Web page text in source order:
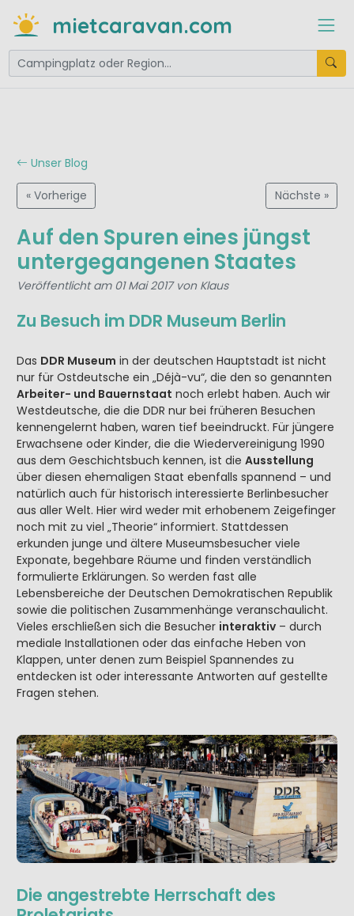
mietcaravan.com
Unser Blog
« Vorherige Nächste »
Auf den Spuren eines jüngst
untergegangenen Staates
Veröffentlicht am 01 Mai 2017 von Klaus
Zu Besuch im DDR Museum Berlin
Das DDR Museum in der deutschen Hauptstadt ist nicht
nur für Ostdeutsche ein „Déjà-vu“, die den so genannten
Arbeiter- und Bauernstaat noch erlebt haben. Auch wir
Westdeutsche, die die DDR nur bei früheren Besuchen
kennengelernt haben, waren tief beeindruckt. Für jüngere
Erwachsene oder Kinder, die die Wiedervereinigung 1990
aus dem Geschichtsbuch kennen, ist die Ausstellung
über diesen ehemaligen Staat ebenfalls spannend – und
natürlich auch für historisch interessierte Berlinbesucher
aus aller Welt. Hier wird weder mit erhobenem Zeigefinger
noch mit zu viel „Theorie“ informiert. Stattdessen
erkunden junge und ältere Museumsbesucher viele
Exponate, begehbare Räume und finden verständlich
formulierte Erklärungen. So werden fast alle
Lebensbereiche der Deutschen Demokratischen Republik
sowie die politischen Zusammenhänge veranschaulicht.
Vieles erschließen sich die Besucher interaktiv – durch
mediale Installationen oder das einfache Heben von
Klappen, unter denen zum Beispiel Spannendes zu
entdecken ist oder interessante Antworten auf gestellte
Fragen stehen.
Die angestrebte Herrschaft des